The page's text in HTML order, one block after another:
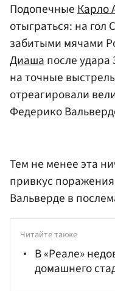
ПодопечныеКарло
отыграться: на гол
забитыми мячами
Диашапосле
на точные
отреагировали
Федерико
Тем не менее эта
привкус
Вальверде в
Читайте также
В «Реале»
домашнего